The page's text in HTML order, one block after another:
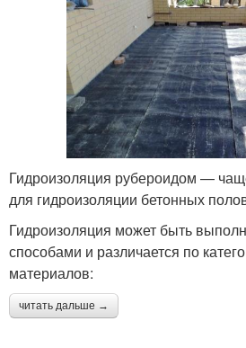
Гидроизоляция рубероидом —
для гидроизоляции бетонных
Гидроизоляция может быть
способами и различается по
материалов:
читать дальше →